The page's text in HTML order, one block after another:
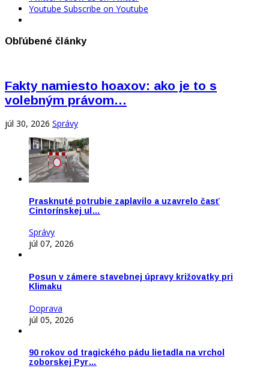
Youtube Subscribe on Youtube
Obľúbené články
Fakty namiesto hoaxov: ako je to s
volebným právom…
júl 30, 2026 Správy
Prasknuté potrubie zaplavilo a uzavrelo časť
Cintorínskej ul…
Správy
júl 07, 2026
Posun v zámere stavebnej úpravy križovatky pri
Klimaku
Doprava
júl 05, 2026
90 rokov od tragického pádu lietadla na vrchol
zoborskej Pyr…